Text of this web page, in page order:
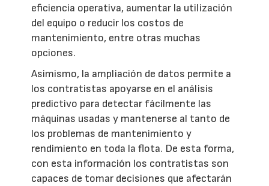
eficiencia operativa, aumentar la utilización
del equipo o reducir los costos de
mantenimiento, entre otras muchas
opciones.
Asimismo, la ampliación de datos permite a
los contratistas apoyarse en el análisis
predictivo para detectar fácilmente las
máquinas usadas y mantenerse al tanto de
los problemas de mantenimiento y
rendimiento en toda la flota. De esta forma,
con esta información los contratistas son
capaces de tomar decisiones que afectarán